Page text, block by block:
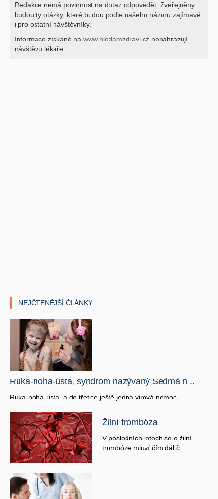
Redakce nemá povinnost na dotaz odpovědět. Zveřejněny
budou ty otázky, které budou podle našeho názoru zajímavé
i pro ostatní návštěvníky.
Informace získané na www.hledamzdravi.cz nenahrazují
návštěvu lékaře.
NEJČTENĚJŠÍ ČLÁNKY
Ruka-noha-ústa, syndrom nazývaný Sedmá n ..
Ruka-noha-ústa..a do třetice ještě jedna virová nemoc, ..
Žilní trombóza
V posledních letech se o žilní
trombóze mluví čím dál č ..